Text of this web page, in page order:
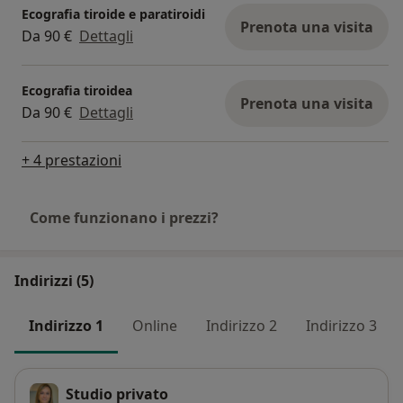
Società Scientifiche Nazionali
Ecografia tiroide e paratiroidi
Da 90 € Dettagli Prenota una visita
Ecografia tiroidea
Da 90 € Dettagli Prenota una visita
+ 4 prestazioni
Come funzionano i prezzi?
Indirizzi (5)
Indirizzo 1 Online Indirizzo 2 Indirizzo 3
Studio privato